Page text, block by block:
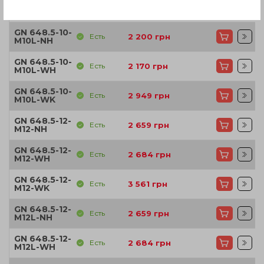
GN 648.5-10-
M10L-NH Есть 2 200 грн
GN 648.5-10-
M10L-WH Есть 2 170 грн
GN 648.5-10-
M10L-WK Есть 2 949 грн
GN 648.5-12-
M12-NH Есть 2 659 грн
GN 648.5-12-
M12-WH Есть 2 684 грн
GN 648.5-12-
M12-WK Есть 3 561 грн
GN 648.5-12-
M12L-NH Есть 2 659 грн
GN 648.5-12-
M12L-WH Есть 2 684 грн